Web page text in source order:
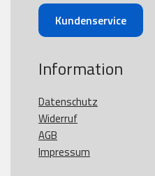
Kundenservice
Information
Datenschutz
Widerruf
AGB
Impressum